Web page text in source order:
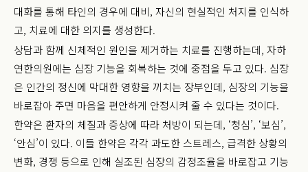
대화를 통해 타인의 경우에 대비, 자신의 현실적인 처지를 인식하
고, 치료에 대한 의지를 생성한다.
상담과 함께 신체적인 원인을 제거하는 치료를 진행하는데, 자하
연한의원에는 심장 기능을 회복하는 것에 중점을 두고 있다. 심장
은 인간의 정신에 막대한 영향을 끼치는 장부인데, 심장의 기능을
바로잡아 주면 마음을 편안하게 안정시켜 줄 수 있다는 것이다.
한약은 환자의 체질과 증상에 따라 처방이 되는데, ‘청심’, ‘보심’,
‘안심’이 있다. 이들 한약은 각각 과도한 스트레스, 급격한 상황의
변화, 경쟁 등으로 인해 실조된 심장의 감정조율을 바로잡고 기능